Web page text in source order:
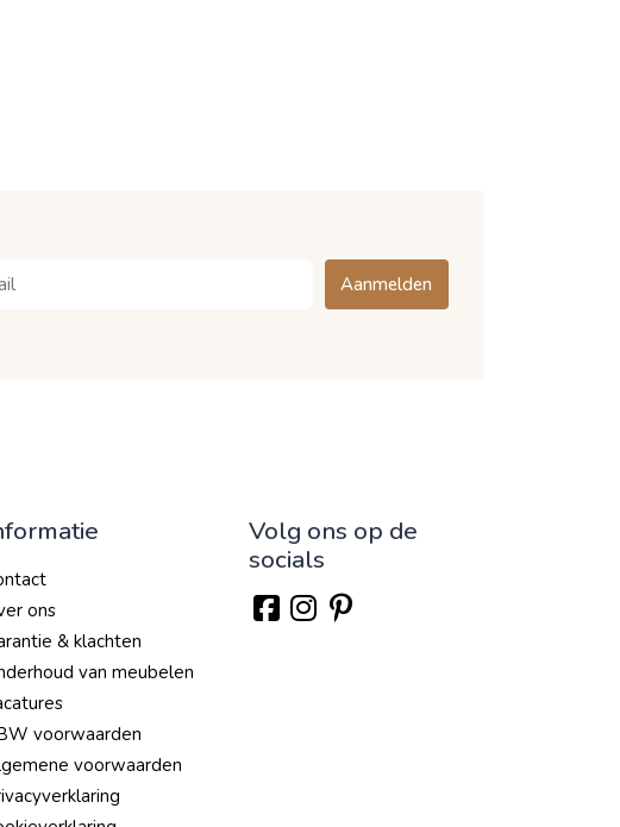
Aanmelden
ons
& klachten
van meubelen
voorwaarden
voorwaarden
Volg ons op de
socials